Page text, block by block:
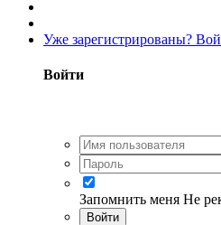
Уже зарегистрированы?
Войти
Запомнить меня Не
Войти